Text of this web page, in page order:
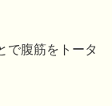
で腹筋をトータ